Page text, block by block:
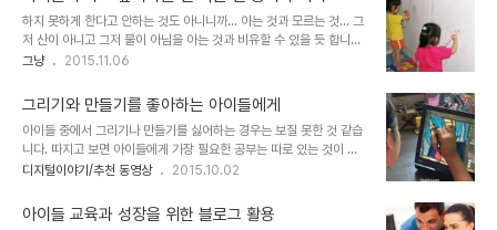
는- 이야기.. 특히 아이들이 좋아하고, 즐겼던 그림과 만들기가 주요
소재였습니다. 그런데, 그 기록들로 시간적 간격은 있지만, 현재를 기
준으로 아이들이 커온 모습들이 녹아 있음을 확인하게 됩니다. 또한,
지금에선 우연이라 생각되는 아이의 어릴 적 그린 그림들을 사진으로
여 이보다 더한 교육이 따로 없다는 ..
하지 못하게 한다고 안하는 것도 아니니까... 아는 것과 모르는 것... 그
저 산이 아니고 그저 물이 아님을 아는 것과 비유할 수 있을 듯 합니다.
언젠가 들었던 이야긴데요.. 옛날 어느 사람이 소를 우리에서 꺼내려고
낼수록 오히려 더 안쪽으로 들어가더란 겁니다. 그 모습을 지켜보던 소
를 키워본 어느 경험 많은 이가 안타까운 마음에 다가가 조언 하듯 몸
소 소를 쉽게 우리 밖으로 나오게 하는 방법을 알려주었고 소를 밖으로
나오게 할 수 있었다고 합니다. 그 방법은 다름 아닌 소가 좋아하는 여
물을 한웅큼 입가에 먹을 수 있을 듯 말 듯 내어주면서 조금씩 밖으로
황에 맞게 ..
그냥 2015.11.06
그리기와 만들기를 좋아하는 아이들에게
아이들 중에서 그리기나 만들기를 싫어하는 경우는 보질 못한 것 같습
니다. 따지고 보면 아이들에게 가장 필요한 공부는 따로 있는 것이 아
니라 그리기와 만들기를 하면서 체득하는 것이 거의 다라고 해도 과언
모가 해야할 중요한 몫이라고 생각합니다. 물론, 그리기와 만들기가 따
로 분리된 영역이라고 볼 것도 아닙니다. 오히려 동질적 요소도 많을
디지털이야기/추천 동영상 2015.10.02
아이들 교육과 성장을 위한 블로그 활용